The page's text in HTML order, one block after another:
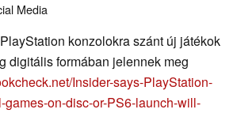
Media
konzolokra szánt új játékok
digitális formában jelennek meg
Insider-says-PlayStation-
games-on-disc-or-PS6-launch-will-